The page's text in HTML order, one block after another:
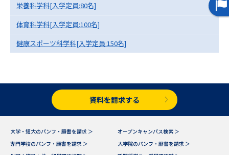
幼稚園教員資格認定試験
高等学校（情報）教員資格認定
試験
大学研究 大学検索
新増設大学・学部・学科特集
国際・グローバルに強い大学特
集
栄養科学科[入学定員:80名]
体育科学科[入学定員:100名]
健康スポーツ科学科[入学定員:150名]
資料を請求する
大学・短大のパンフ・願書を請求 ＞
オープンキャンパス検索 ＞
専門学校のパンフ・願書を請求 ＞
大学院のパンフ・願書を請求 ＞